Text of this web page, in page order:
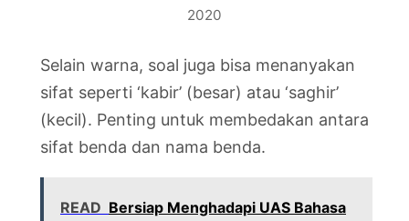
2020
Selain warna, soal juga bisa menanyakan
sifat seperti ‘kabir’ (besar) atau ‘saghir’
(kecil). Penting untuk membedakan antara
sifat benda dan nama benda.
READ Bersiap Menghadapi UAS Bahasa